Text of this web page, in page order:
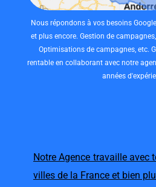
Notre Agence travaille avec
villes de la France et bien
Nous répondons à vos besoins
et plus encore. Gestion de
Optimisations de campagnes, etc.
rentable en collaborant avec notre
années